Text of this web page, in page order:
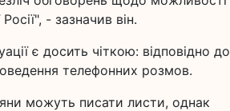
- зазначив він.
є досить чіткою: відповідно до
телефонних розмов.
можуть писати листи, однак